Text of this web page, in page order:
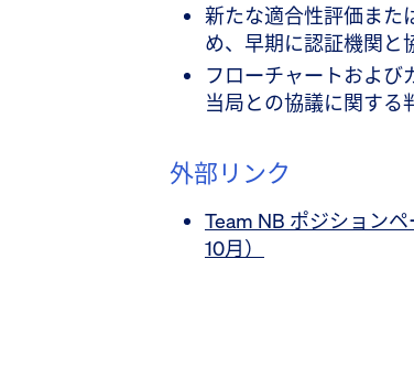
新たな適合性評価また
め、早期に認証機関と
フローチャートおよび
当局との協議に関する
外部リンク
Team NB ポジション
10月）